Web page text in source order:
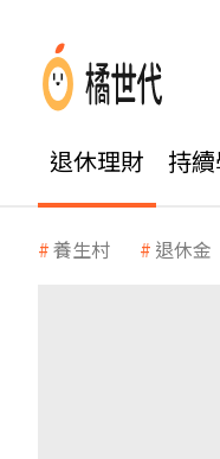
退休理財 持
養生村 退休金